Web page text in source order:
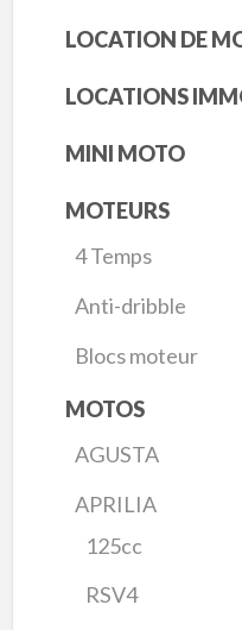
LOCATION DE
LOCATIONS
MINI MOTO
MOTEURS
4 Temps
Anti-dribble
Blocs moteur
MOTOS
AGUSTA
APRILIA
125cc
RSV4